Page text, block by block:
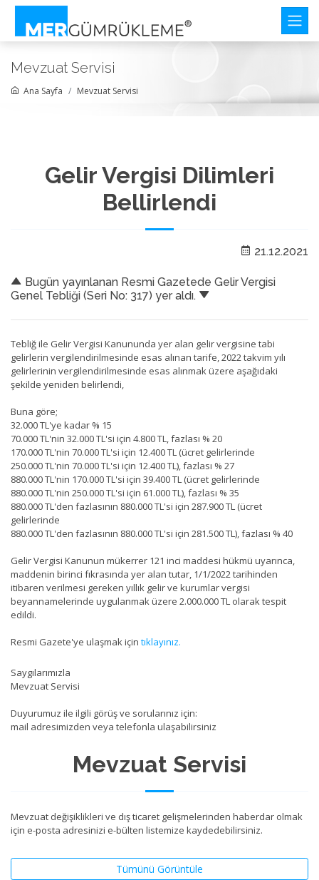
Mevzuat Servisi
Ana Sayfa Mevzuat Servisi
Mevzuat Servisi
Mevzuat değişiklikleri ve dış ticaret gelişmelerinden haberdar olmak
için e-posta adresinizi e-bülten listemize kaydedebilirsiniz.
Tümünü Görüntüle
Gelir Vergisi Dilimleri
Bellirlendi
21.12.2021
Bugün yayınlanan Resmi Gazetede Gelir Vergisi
Genel Tebliği (Seri No: 317) yer aldı.
Tebliğ ile Gelir Vergisi Kanununda yer alan gelir vergisine tabi
gelirlerin vergilendirilmesinde esas alınan tarife, 2022 takvim yılı
gelirlerinin vergilendirilmesinde esas alınmak üzere aşağıdaki
şekilde yeniden belirlendi,
Buna göre;
32.000 TL'ye kadar % 15
70.000 TL'nin 32.000 TL'si için 4.800 TL, fazlası % 20
170.000 TL'nin 70.000 TL'si için 12.400 TL (ücret gelirlerinde
250.000 TL'nin 70.000 TL'si için 12.400 TL), fazlası % 27
880.000 TL'nin 170.000 TL'si için 39.400 TL (ücret gelirlerinde
880.000 TL'nin 250.000 TL'si için 61.000 TL), fazlası % 35
880.000 TL'den fazlasının 880.000 TL'si için 287.900 TL (ücret
gelirlerinde
880.000 TL'den fazlasının 880.000 TL'si için 281.500 TL), fazlası % 40
Gelir Vergisi Kanunun mükerrer 121 inci maddesi hükmü uyarınca,
maddenin birinci fıkrasında yer alan tutar, 1/1/2022 tarihinden
itibaren verilmesi gereken yıllık gelir ve kurumlar vergisi
beyannamelerinde uygulanmak üzere 2.000.000 TL olarak tespit
edildi.
Resmi Gazete'ye ulaşmak için tıklayınız.
Saygılarımızla
Mevzuat Servisi
Duyurumuz ile ilgili görüş ve sorularınız için:
mail adresimizden veya telefonla ulaşabilirsiniz